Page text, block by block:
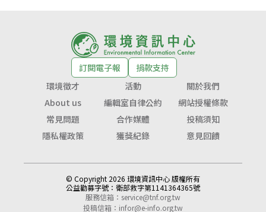
訂閱電子報
捐款支持
環境徵才
活動
關於我們
About us
編輯室自律公約
網站授權條款
常見問題
合作媒體
投稿須知
隱私權政策
獲獎紀錄 意見回饋
© Copyright 2026 環境資訊中心 版權所有
公益勸募字號： 衛部救字第1141364365號
服務信箱： service@tnf.org.tw
投稿信箱： infor@e-info.org.tw